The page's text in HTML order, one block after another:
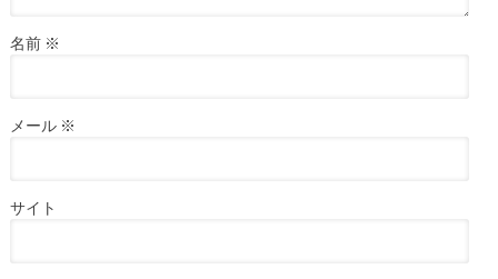
名前 ※
メール ※
サイト